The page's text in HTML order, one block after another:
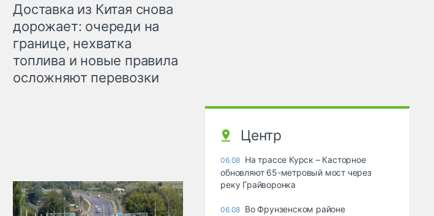
Доставка из Китая снова
дорожает: очереди на
границе, нехватка
топлива и новые правила
осложняют перевозки
Центр
06.08 На трассе Курск – Касторное
обновляют 65-метровый мост через
реку Грайворонка
06.08 Во Фрунзенском районе